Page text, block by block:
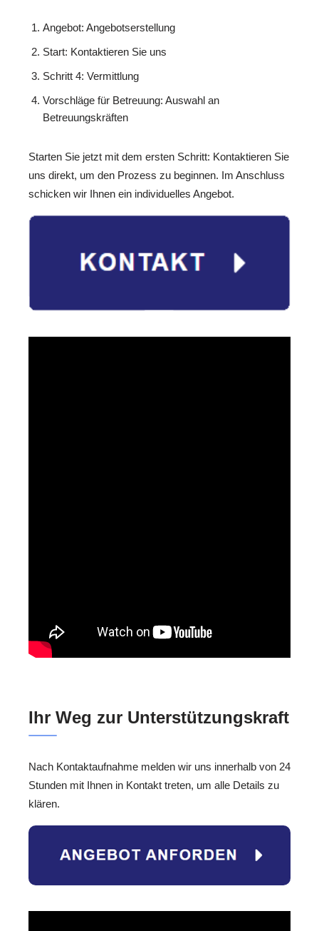
Angebot: Angebotserstellung
Start: Kontaktieren Sie uns
Schritt 4: Vermittlung
Vorschläge für Betreuung: Auswahl an
Betreuungskräften
Starten Sie jetzt mit dem ersten Schritt: Kontaktieren Sie
uns direkt, um den Prozess zu beginnen. Im Anschluss
schicken wir Ihnen ein individuelles Angebot.
Ihr Weg zur Unterstützungskraft
Nach Kontaktaufnahme melden wir uns innerhalb von 24
Stunden mit Ihnen in Kontakt treten, um alle Details zu
klären.